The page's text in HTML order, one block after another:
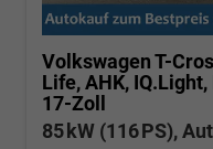
Volkswagen T-
Life, AHK,
17-Zoll
85 kW (116 PS),